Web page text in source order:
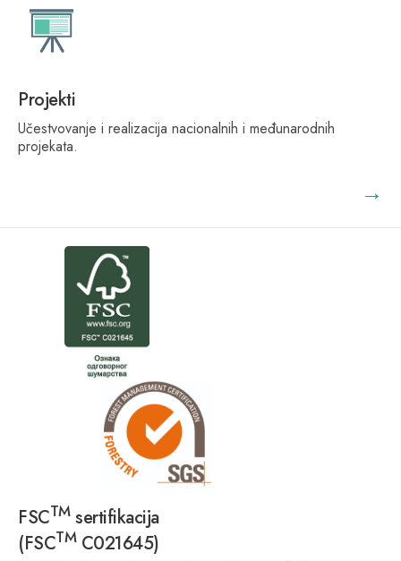
Projekti
Učestvovanje i realizacija nacionalnih i međunarodnih
projekata.
→
FSCTMsertifikacija
(FSCTMC021645)